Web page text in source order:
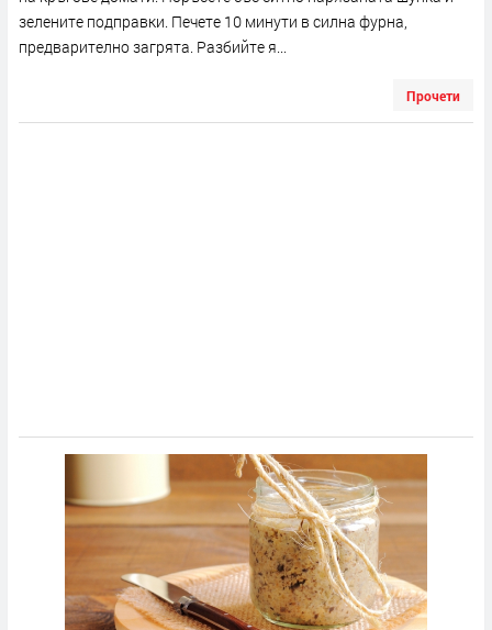
зелените подправки. Печете 10 минути в силна фурна,
предварително загрята. Разбийте я...
Прочети